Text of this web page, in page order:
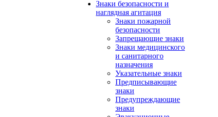
Знаки безопасности и
наглядная агитация
Знаки пожарной
безопасности
Запрещающие знаки
Знаки медицинского
и санитарного
назначения
Указательные знаки
Предписывающие
знаки
Предупреждающие
знаки